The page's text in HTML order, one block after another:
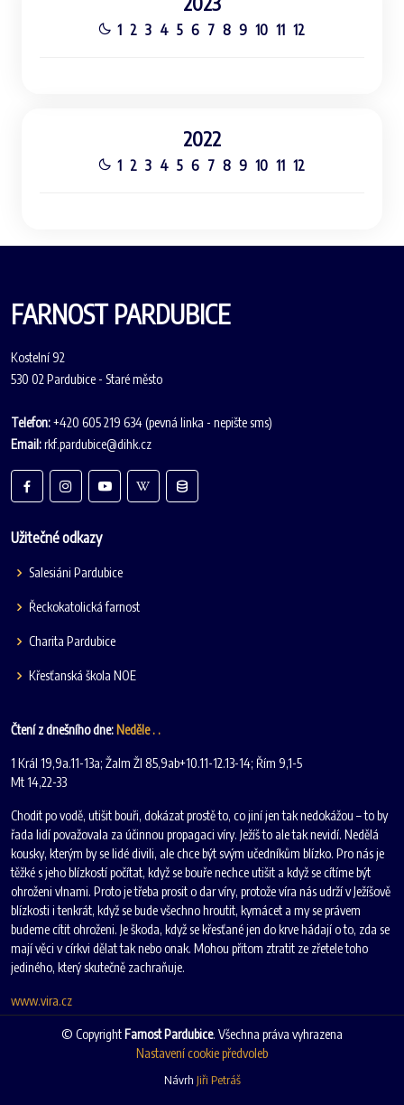
1 2 3 4 5 6 7 8 9 10 11 12
2022
1 2 3 4 5 6 7 8 9 10 11 12
FARNOST PARDUBICE
Kostelní 92
530 02 Pardubice - Staré město
Telefon:+420 605 219 634 (pevná linka - nepište sms)
Email:rkf.pardubice@dihk.cz
Užitečné odkazy
Salesiáni Pardubice
Řeckokatolická farnost
Charita Pardubice
Křesťanská škola NOE
Čtení z dnešního dne: Neděle . .
1 Král 19,9a.11-13a; Žalm Žl 85,9ab+10.11-12.13-14; Řím 9,1-5
Mt 14,22-33
Chodit po vodě, utišit bouři, dokázat prostě to, co jiní jen tak nedokážou – to by
řada lidí považovala za účinnou propagaci víry. Ježíš to ale tak nevidí. Nedělá
kousky, kterým by se lidé divili, ale chce být svým učedníkům blízko. Pro nás je
těžké s jeho blízkostí počítat, když se bouře nechce utišit a když se cítíme být
ohroženi vlnami. Proto je třeba prosit o dar víry, protože víra nás udrží v Ježíšově
blízkosti i tenkrát, když se bude všechno hroutit, kymácet a my se právem
budeme cítit ohroženi. Je škoda, když se křesťané jen do krve hádají o to, zda se
mají věci v církvi dělat tak nebo onak. Mohou přitom ztratit ze zřetele toho
jediného, který skutečně zachraňuje.
www.vira.cz
© Copyright Farnost Pardubice. Všechna práva vyhrazena
Nastavení cookie předvoleb
Návrh Jiři Petráš